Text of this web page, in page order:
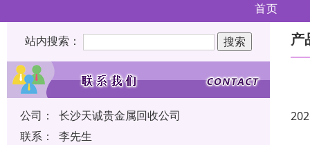
首页
站内搜索：
公司：
长沙天诚贵金属回收公司
联系：
李先生
产